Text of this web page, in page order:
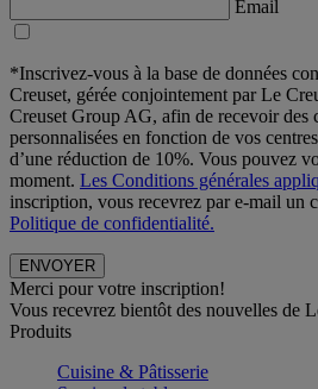
Email
*Inscrivez-vous à la base de données
Creuset, gérée conjointement par Le
Creuset Group AG, afin de recevoir des
personnalisées en fonction de vos
d’une réduction de 10%. Vous pouvez
moment. Les Conditions générales
inscription, vous recevrez par e-mail un
Politique de confidentialité.
Merci pour votre inscription!
Vous recevrez bientôt des nouvelles de
Produits
Cuisine & Pâtisserie